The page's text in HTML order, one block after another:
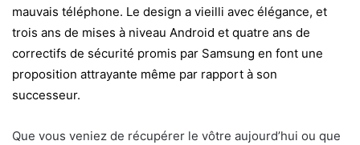
mauvais téléphone. Le design a vieilli avec élégance, et
trois ans de mises à niveau Android et quatre ans de
correctifs de sécurité promis par Samsung en font une
proposition attrayante même par rapport à son
successeur.
Que vous veniez de récupérer le vôtre aujourd’hui ou que